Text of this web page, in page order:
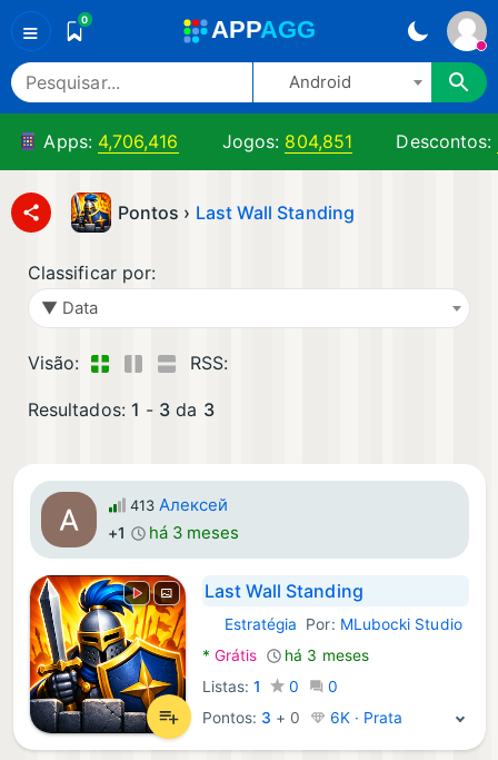
≡ 0 APPAGG
Android
Apps: 4,706,416 Jogos: 804,851 Descontos:
Pontos › Last Wall Standing
Classificar por:
▼ Data
Visão: RSS:
Resultados: 1 - 3 da 3
413 Алексей
+1 há 3 meses
Last Wall Standing
Android Jogos:
Estratégia Por: MLubocki Studio
* Grátis
há 3 meses
Listas:1 0
0
Pontos: 3 + 0 6K · Prata